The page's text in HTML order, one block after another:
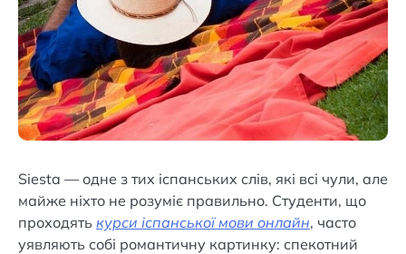
Siesta — одне з тих іспанських слів, які всі чули, але
майже ніхто не розуміє правильно. Студенти, що
проходять курси іспанської мови онлайн, часто
уявляють собі романтичну картинку: спекотний